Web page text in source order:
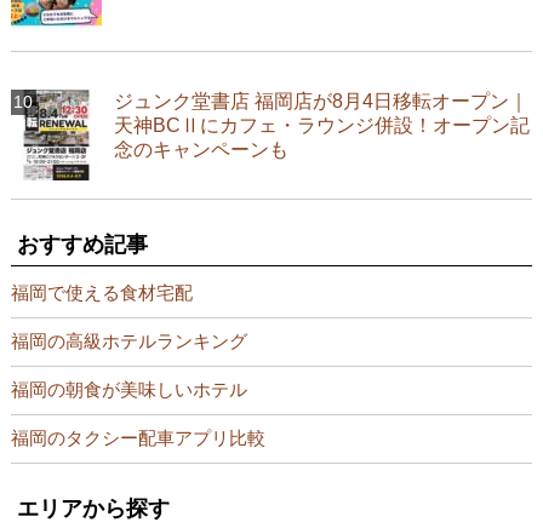
ジュンク堂書店 福岡店が8月4日移転オープン｜
天神BCⅡにカフェ・ラウンジ併設！オープン記
念のキャンペーンも
おすすめ記事
福岡で使える食材宅配
福岡の高級ホテルランキング
福岡の朝食が美味しいホテル
福岡のタクシー配車アプリ比較
エリアから探す